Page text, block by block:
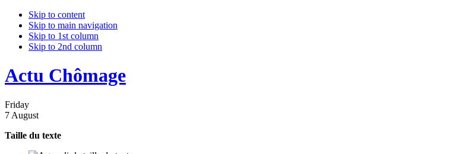
Skip to content
Skip to main navigation
Skip to 1st column
Skip to 2nd column
Actu Chômage
Friday
7 August
Taille du texte